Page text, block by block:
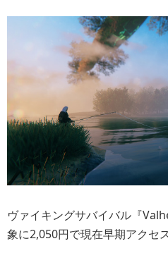
ヴァイキングサバイバル『
象に2,050円で現在早期アクセ